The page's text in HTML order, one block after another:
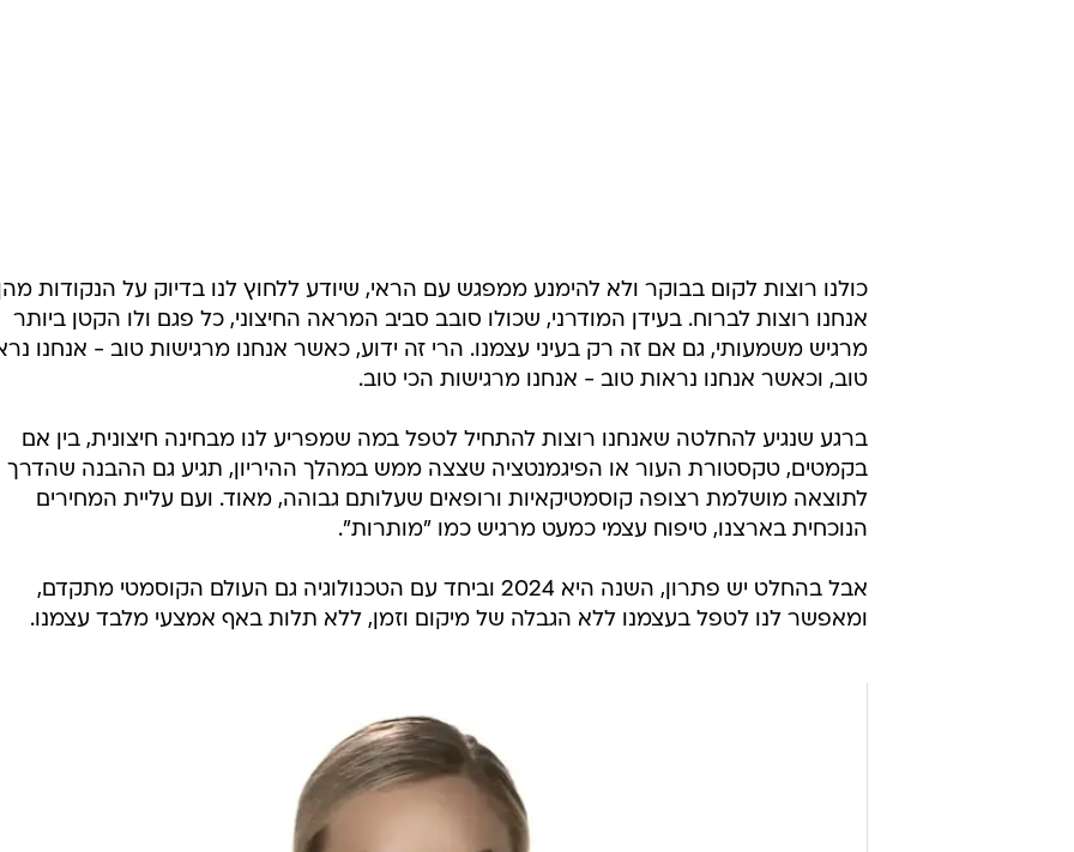
כולנו רוצות לקום בבוקר ולא להימנע ממפגש עם הראי, שיודע ללחוץ לנו בדיוק על הנקודות
אנחנו רוצות לברוח. בעידן המודרני, שכולו סובב סביב המראה החיצוני, כל פגם ולו הקטן ביותר
מרגיש משמעותי, גם אם זה רק בעיני עצמנו. הרי זה ידוע, כאשר אנחנו מרגישות טוב - אנחנו
טוב, וכאשר אנחנו נראות טוב - אנחנו מרגישות הכי טוב.
ברגע שנגיע להחלטה שאנחנו רוצות להתחיל לטפל במה שמפריע לנו מבחינה חיצונית, בין אם
בקמטים, טקסטורת העור או הפיגמנטציה שצצה ממש במהלך ההיריון, תגיע גם ההבנה שהדרך
לתוצאה מושלמת רצופה קוסמטיקאיות ורופאים שעלותם גבוהה, מאוד. ועם עליית המחירים
הנוכחית בארצנו, טיפוח עצמי כמעט מרגיש כמו "מותרות".
אבל בהחלט יש פתרון, השנה היא 2024 וביחד עם הטכנולוגיה גם העולם הקוסמטי מתקדם,
ומאפשר לנו לטפל בעצמנו ללא הגבלה של מיקום וזמן, ללא תלות באף אמצעי מלבד עצמנו.